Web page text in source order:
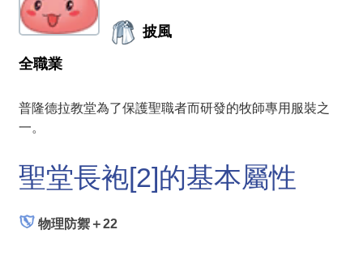
披風
全職業
普隆德拉教堂為了保護聖職者而研發的牧師專用服裝之
一。
聖堂長袍[2]的基本屬性
物理防禦＋22